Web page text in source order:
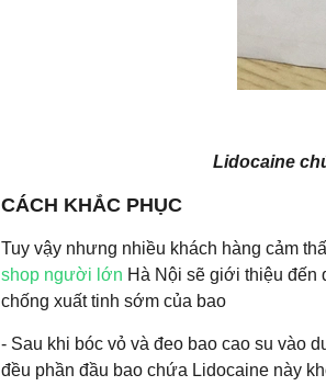
Lidocaine
CÁCH KHẮC PHỤC
Tuy vậy nhưng nhiều khách hàng cảm
shop người lớn Hà Nội sẽ giới thiệu đến
chống xuất tinh sớm của bao
- Sau khi bóc vỏ và đeo bao cao su vào
đều phần đầu bao chứa Lidocaine này